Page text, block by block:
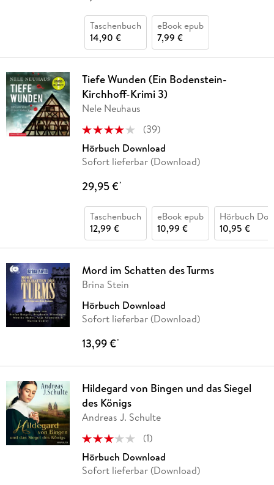
Taschenbuch
14,90 €
eBook epub
7,99 €
Tiefe Wunden (Ein Bodenstein-
Kirchhoff-Krimi 3)
Nele Neuhaus
(39)
Hörbuch Download
Sofort lieferbar (Download)
29,95 €*
Taschenbuch
12,99 €
eBook epub
10,99 €
Hörbuch
10,95 €
Mord im Schatten des Turms
Brina Stein
Hörbuch Download
Sofort lieferbar (Download)
13,99 €*
Hildegard von Bingen und das Siegel
des Königs
Andreas J. Schulte
(1)
Hörbuch Download
Sofort lieferbar (Download)